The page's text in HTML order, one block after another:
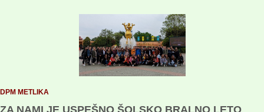
DPM METLIKA
ZA NAMI JE USPEŠNO ŠOLSKO BRALNO LETO